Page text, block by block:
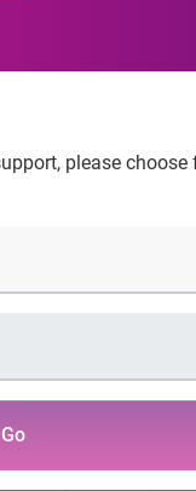
please
Go
Econômica
as taxas de
houve expansão